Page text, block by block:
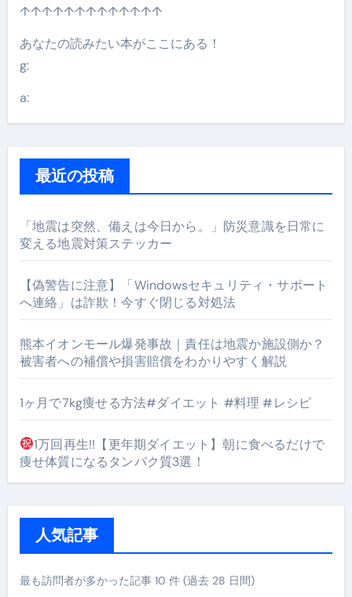
↑↑↑↑↑↑↑↑↑↑↑↑↑
あなたの読みたい本がここにある！
g:
a:
最近の投稿
「地震は突然、備えは今日から。」防災意識を日常に
変える地震対策ステッカー
【偽警告に注意】「Windowsセキュリティ・サポート
へ連絡」は詐欺！今すぐ閉じる対処法
熊本イオンモール爆発事故｜責任は地震か施設側か？
被害者への補償や損害賠償をわかりやすく解説
1ヶ月で7kg痩せる方法#ダイエット #料理 #レシピ
1万回再生!!【更年期ダイエット】朝に食べるだけで
痩せ体質になるタンパク質3選！
人気記事
最も訪問者が多かった記事 10 件 (過去 28 日間)